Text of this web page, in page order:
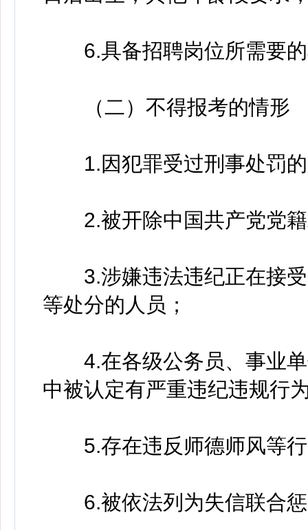
6.具备招聘岗位所需要的
（二）不得报考的情形
1.因犯罪受过刑事处罚的
2.被开除中国共产党党籍
3.涉嫌违法违纪正在接受
等处分的人员；
4.在各级公务员、事业单
中被认定有严重违纪违规行
5.存在违反师德师风等行
6.被依法列为失信联合惩